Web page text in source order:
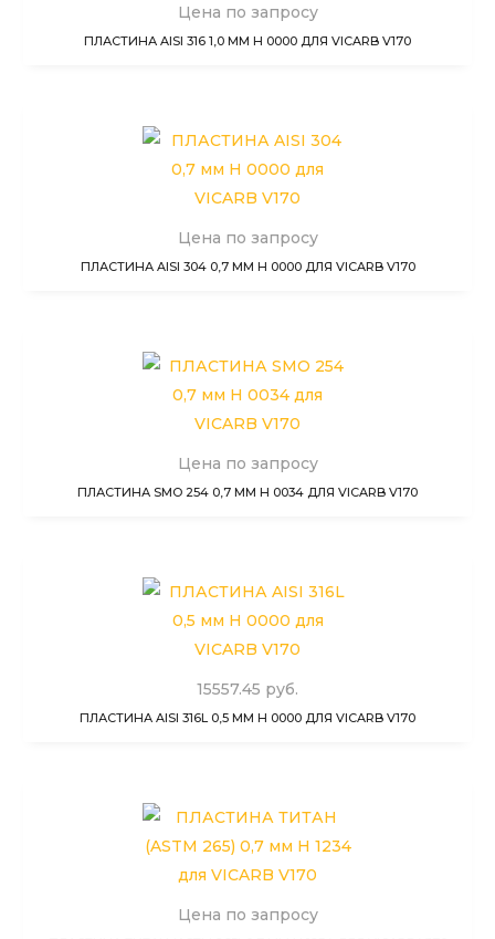
Цена по запросу
ПЛАСТИНА AISI 316 1,0 ММ H 0000 ДЛЯ VICARB V170
Цена по запросу
ПЛАСТИНА AISI 304 0,7 ММ H 0000 ДЛЯ VICARB V170
Цена по запросу
ПЛАСТИНА SMO 254 0,7 ММ H 0034 ДЛЯ VICARB V170
15557.45 руб.
ПЛАСТИНА AISI 316L 0,5 ММ H 0000 ДЛЯ VICARB V170
Цена по запросу